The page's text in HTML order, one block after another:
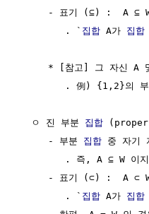
- 표기 (⊆) :  A ⊆
        . `
집합 A가 집합
* [참고] 그 자신 A
. 例) {1,2}의
  ㅇ 진 부분
집합
     - 부분
집합 중 자기
. 즉, A ⊆ W 이
- 표기 (⊂) :  A ⊂
        . `
집합 A가 집합